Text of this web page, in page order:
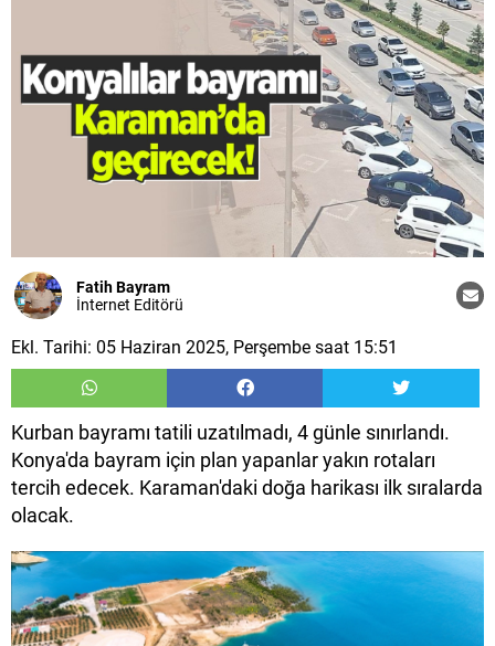
Fatih Bayram
İnternet Editörü
Ekl. Tarihi: 05 Haziran 2025, Perşembe saat 15:51
Kurban bayramı tatili uzatılmadı, 4 günle sınırlandı.
Konya'da bayram için plan yapanlar yakın rotaları
tercih edecek. Karaman'daki doğa harikası ilk sıralarda
olacak.